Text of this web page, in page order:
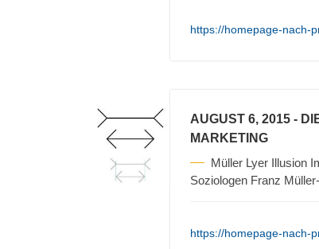
https://homepage-nach-
AUGUST 6, 2015 -
MARKETING
Müller Lyer Illusion
Soziologen Franz
https://homepage-nach-